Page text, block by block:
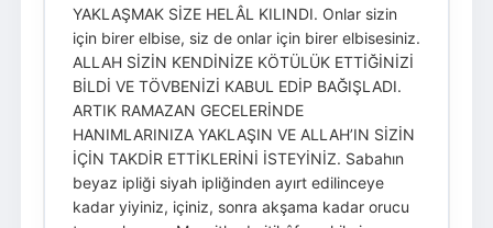
YAKLAŞMAK SİZE HELÂL KILINDI. Onlar sizin
için birer elbise, siz de onlar için birer elbisesiniz.
ALLAH SİZİN KENDİNİZE KÖTÜLÜK ETTİĞİNİZİ
BİLDİ VE TÖVBENİZİ KABUL EDİP BAĞIŞLADI.
ARTIK RAMAZAN GECELERİNDE
HANIMLARINIZA YAKLAŞIN VE ALLAH’IN SİZİN
İÇİN TAKDİR ETTİKLERİNİ İSTEYİNİZ. Sabahın
beyaz ipliği siyah ipliğinden ayırt edilinceye
kadar yiyiniz, içiniz, sonra akşama kadar orucu